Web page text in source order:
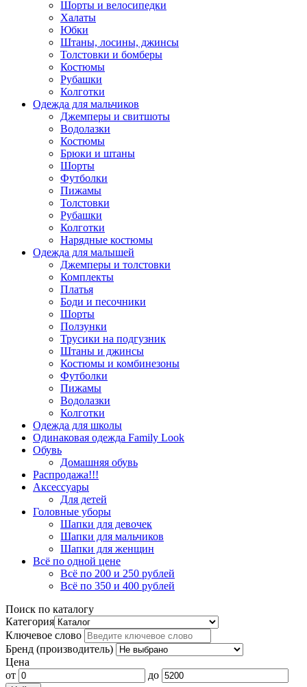
Шорты и велосипедки
Халаты
Юбки
Штаны, лосины, джинсы
Толстовки и бомберы
Костюмы
Рубашки
Колготки
Одежда для мальчиков
Джемперы и свитшоты
Водолазки
Костюмы
Брюки и штаны
Шорты
Футболки
Пижамы
Толстовки
Рубашки
Колготки
Нарядные костюмы
Одежда для малышей
Джемперы и толстовки
Комплекты
Платья
Боди и песочники
Шорты
Ползунки
Трусики на подгузник
Штаны и джинсы
Костюмы и комбинезоны
Футболки
Пижамы
Водолазки
Колготки
Одежда для школы
Одинаковая одежда Family Look
Обувь
Домашняя обувь
Распродажа!!!
Аксессуары
Для детей
Головные уборы
Шапки для девочек
Шапки для мальчиков
Шапки для женщин
Всё по одной цене
Всё по 200 и 250 рублей
Всё по 350 и 400 рублей
Поиск по каталогу
Категория
Ключевое слово
Бренд (производитель)
Цена
от
до